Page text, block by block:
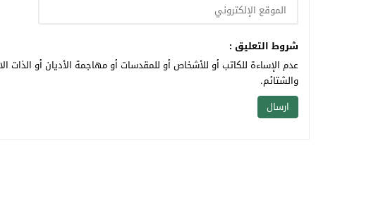
شروط التعليق :
عدم الإساءة للكاتب أو للأشخاص أو للمقدسات أو مهاجمة الأديان أو الذات
والشتائم.